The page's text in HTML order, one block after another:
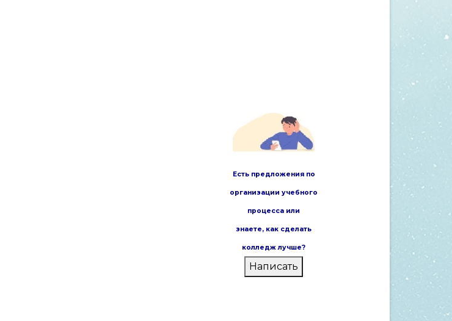
Есть предложения по
организации учебного
процесса или
знаете, как сделать
колледж лучше?
Написать